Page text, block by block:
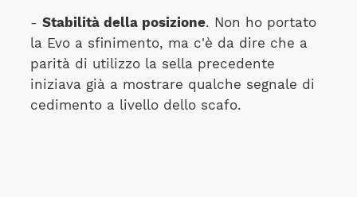
- Stabilità della posizione. Non ho portato
la Evo a sfinimento, ma c'è da dire che a
parità di utilizzo la sella precedente
iniziava già a mostrare qualche segnale di
cedimento a livello dello scafo.